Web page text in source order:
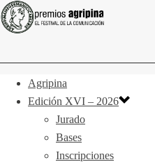
Agripina
Edición XVI – 2026
Jurado
Bases
Inscripciones